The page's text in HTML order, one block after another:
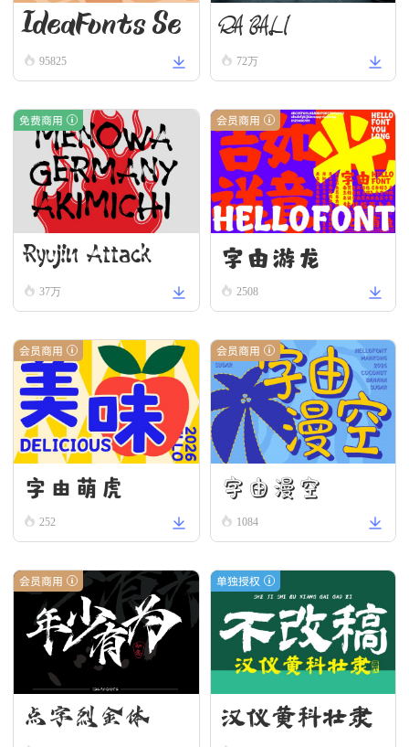
IdeaFonts Se
aweed
95825
RA BALI
72万
免费商用
Ryujin Attack
37万
会员商用
字由游龙
2508
会员商用
字由萌虎
252
会员商用
字由漫空
1084
会员商用
点字烈金体
单独授权
汉仪黄科壮隶